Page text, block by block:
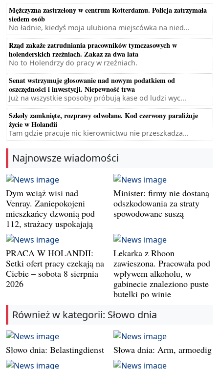
Mężczyzna zastrzelony w centrum Rotterdamu. Policja zatrzymała
siedem osób
No ładnie, kiedyś moja ulubiona miejscówka na nied...
Rząd zakaże zatrudniania pracowników tymczasowych w
holenderskich rzeźniach. Zakaz za dwa lata
No to Holendrzy do pracy w rzeźniach.
Senat wstrzymuje głosowanie nad nowym podatkiem od
oszczędności i inwestycji. Niepewność trwa
Już na wszystkie sposoby próbują kase od ludzi wyc...
Szkoły zamknięte, rozprawy odwołane. Kod czerwony paraliżuje
życie w Holandii
Tam gdzie pracuje nic kierownictwu nie przeszkadza...
Najnowsze wiadomości
Dym wciąż wisi nad
Venray. Zaniepokojeni
mieszkańcy dzwonią pod
112, strażacy uspokajają
Minister: firmy nie dostaną
odszkodowania za straty
spowodowane suszą
PRACA W HOLANDII:
Setki ofert pracy czekają na
Ciebie – sobota 8 sierpnia
2026
Lekarka z Rhoon
zawieszona. Pracowała pod
wpływem alkoholu, w
gabinecie znaleziono puste
butelki po winie
Również w kategorii: Słowo dnia
Słowo dnia: Belastingdienst Słowa dnia: Arm, armoedig